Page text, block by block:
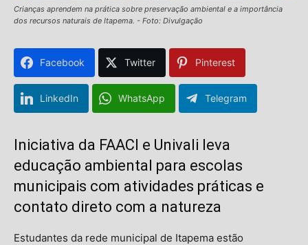
Crianças aprendem na prática sobre preservação ambiental e a importância
dos recursos naturais de Itapema. - Foto: Divulgação
Facebook Twitter Pinterest
LinkedIn WhatsApp Telegram
Iniciativa da FAACI e Univali leva
educação ambiental para escolas
municipais com atividades práticas e
contato direto com a natureza
Estudantes da rede municipal de Itapema estão